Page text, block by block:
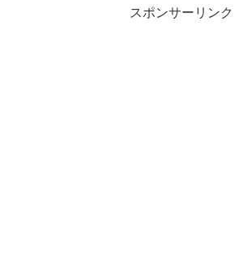
スポンサーリンク